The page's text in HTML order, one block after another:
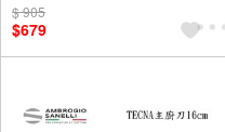
訂單滿999享9折
$ 905
$679